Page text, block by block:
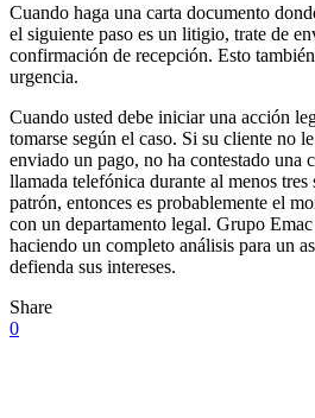
Cuando haga una carta documento
el siguiente paso es un litigio, trate de
confirmación de recepción. Esto
urgencia.
Cuando usted debe iniciar una acción
tomarse según el caso. Si su cliente no
enviado un pago, no ha contestado una
llamada telefónica durante al menos tres
patrón, entonces es probablemente el
con un departamento legal. Grupo
haciendo un completo análisis para un
defienda sus intereses.
Share
0